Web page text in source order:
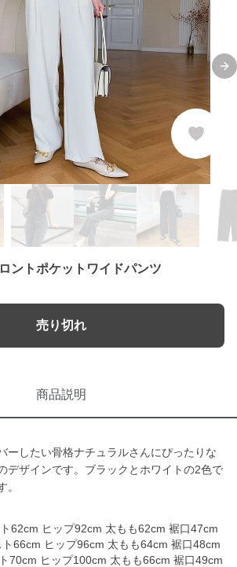
ントポケットワイドパンツ
売り切れ
商品説明
ーしたい骨格ナチュラルさんにぴったりな
デザインです。ブラックとホワイトの2色で
。
62cm ヒップ92cm 太もも62cm 裾口47cm
66cm ヒップ96cm 太もも64cm 裾口48cm
70cm ヒップ100cm 太もも66cm 裾口49cm